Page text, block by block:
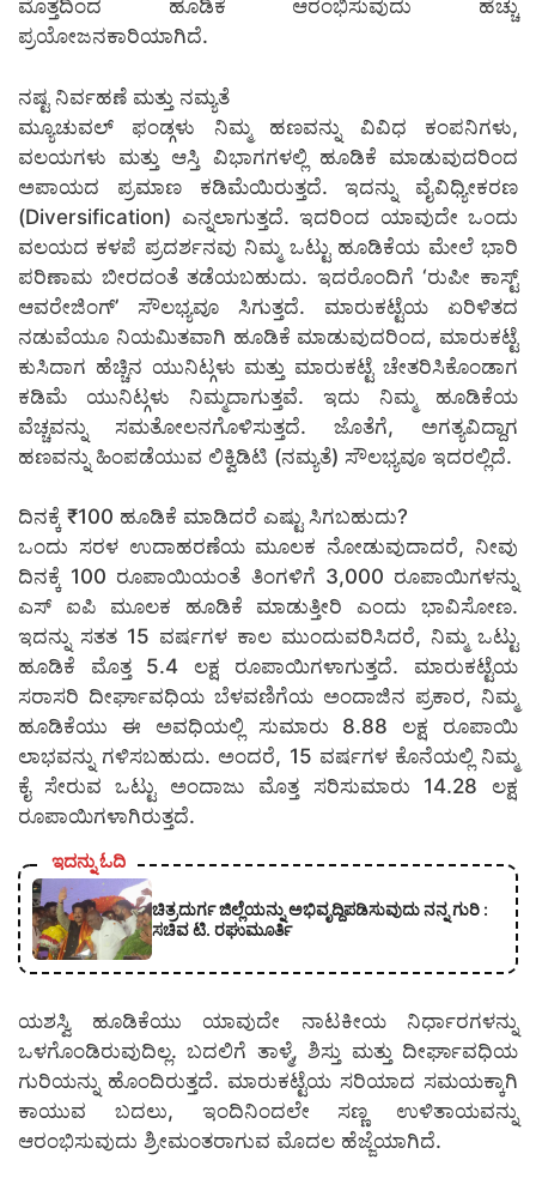
ಮೊತ್ತದಿಂದ ಹೂಡಿಕೆ ಆರಂಭಿಸುವುದು ಹೆಚ್ಚು
ಪ್ರಯೋಜನಕಾರಿಯಾಗಿದೆ.
ನಷ್ಟ ನಿರ್ವಹಣೆ ಮತ್ತು ನಮ್ಯತೆ
ಮ್ಯೂಚುವಲ್ ಫಂಡ್ಗಳು ನಿಮ್ಮ ಹಣವನ್ನು ವಿವಿಧ ಕಂಪನಿಗಳು,
ವಲಯಗಳು ಮತ್ತು ಆಸ್ತಿ ವಿಭಾಗಗಳಲ್ಲಿ ಹೂಡಿಕೆ ಮಾಡುವುದರಿಂದ
ಅಪಾಯದ ಪ್ರಮಾಣ ಕಡಿಮೆಯಿರುತ್ತದೆ. ಇದನ್ನು ವೈವಿಧ್ಯೀಕರಣ
(Diversification) ಎನ್ನಲಾಗುತ್ತದೆ. ಇದರಿಂದ ಯಾವುದೇ ಒಂದು
ವಲಯದ ಕಳಪೆ ಪ್ರದರ್ಶನವು ನಿಮ್ಮ ಒಟ್ಟು ಹೂಡಿಕೆಯ ಮೇಲೆ ಭಾರಿ
ಪರಿಣಾಮ ಬೀರದಂತೆ ತಡೆಯಬಹುದು. ಇದರೊಂದಿಗೆ ‘ರುಪೀ ಕಾಸ್ಟ್
ಆವರೇಜಿಂಗ್’ ಸೌಲಭ್ಯವೂ ಸಿಗುತ್ತದೆ. ಮಾರುಕಟ್ಟೆಯ ಏರಿಳಿತದ
ನಡುವೆಯೂ ನಿಯಮಿತವಾಗಿ ಹೂಡಿಕೆ ಮಾಡುವುದರಿಂದ, ಮಾರುಕಟ್ಟೆ
ಕುಸಿದಾಗ ಹೆಚ್ಚಿನ ಯುನಿಟ್ಗಳು ಮತ್ತು ಮಾರುಕಟ್ಟೆ ಚೇತರಿಸಿಕೊಂಡಾಗ
ಕಡಿಮೆ ಯುನಿಟ್ಗಳು ನಿಮ್ಮದಾಗುತ್ತವೆ. ಇದು ನಿಮ್ಮ ಹೂಡಿಕೆಯ
ವೆಚ್ಚವನ್ನು ಸಮತೋಲನಗೊಳಿಸುತ್ತದೆ. ಜೊತೆಗೆ, ಅಗತ್ಯವಿದ್ದಾಗ
ಹಣವನ್ನು ಹಿಂಪಡೆಯುವ ಲಿಕ್ವಿಡಿಟಿ (ನಮ್ಯತೆ) ಸೌಲಭ್ಯವೂ ಇದರಲ್ಲಿದೆ.
ದಿನಕ್ಕೆ ₹100 ಹೂಡಿಕೆ ಮಾಡಿದರೆ ಎಷ್ಟು ಸಿಗಬಹುದು?
ಒಂದು ಸರಳ ಉದಾಹರಣೆಯ ಮೂಲಕ ನೋಡುವುದಾದರೆ, ನೀವು
ದಿನಕ್ಕೆ 100 ರೂಪಾಯಿಯಂತೆ ತಿಂಗಳಿಗೆ 3,000 ರೂಪಾಯಿಗಳನ್ನು
ಎಸ್ ಐಪಿ ಮೂಲಕ ಹೂಡಿಕೆ ಮಾಡುತ್ತೀರಿ ಎಂದು ಭಾವಿಸೋಣ.
ಇದನ್ನು ಸತತ 15 ವರ್ಷಗಳ ಕಾಲ ಮುಂದುವರಿಸಿದರೆ, ನಿಮ್ಮ ಒಟ್ಟು
ಹೂಡಿಕೆ ಮೊತ್ತ 5.4 ಲಕ್ಷ ರೂಪಾಯಿಗಳಾಗುತ್ತದೆ. ಮಾರುಕಟ್ಟೆಯ
ಸರಾಸರಿ ದೀರ್ಘಾವಧಿಯ ಬೆಳವಣಿಗೆಯ ಅಂದಾಜಿನ ಪ್ರಕಾರ, ನಿಮ್ಮ
ಹೂಡಿಕೆಯು ಈ ಅವಧಿಯಲ್ಲಿ ಸುಮಾರು 8.88 ಲಕ್ಷ ರೂಪಾಯಿ
ಲಾಭವನ್ನು ಗಳಿಸಬಹುದು. ಅಂದರೆ, 15 ವರ್ಷಗಳ ಕೊನೆಯಲ್ಲಿ ನಿಮ್ಮ
ಕೈ ಸೇರುವ ಒಟ್ಟು ಅಂದಾಜು ಮೊತ್ತ ಸರಿಸುಮಾರು 14.28 ಲಕ್ಷ
ರೂಪಾಯಿಗಳಾಗಿರುತ್ತದೆ.
ಇದನ್ನು ಓದಿ
ಚಿತ್ರದುರ್ಗ ಜಿಲ್ಲೆಯನ್ನು ಅಭಿವೃದ್ದಿಪಡಿಸುವುದು ನನ್ನ ಗುರಿ :
ಸಚಿವ ಟಿ. ರಘುಮೂರ್ತಿ
ಯಶಸ್ವಿ ಹೂಡಿಕೆಯು ಯಾವುದೇ ನಾಟಕೀಯ ನಿರ್ಧಾರಗಳನ್ನು
ಒಳಗೊಂಡಿರುವುದಿಲ್ಲ. ಬದಲಿಗೆ ತಾಳ್ಮೆ, ಶಿಸ್ತು ಮತ್ತು ದೀರ್ಘಾವಧಿಯ
ಗುರಿಯನ್ನು ಹೊಂದಿರುತ್ತದೆ. ಮಾರುಕಟ್ಟೆಯ ಸರಿಯಾದ ಸಮಯಕ್ಕಾಗಿ
ಕಾಯುವ ಬದಲು, ಇಂದಿನಿಂದಲೇ ಸಣ್ಣ ಉಳಿತಾಯವನ್ನು
ಆರಂಭಿಸುವುದು ಶ್ರೀಮಂತರಾಗುವ ಮೊದಲ ಹೆಜ್ಜೆಯಾಗಿದೆ.